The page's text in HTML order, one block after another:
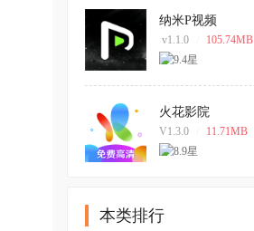
纳米P视频
v1.1.0 105.74MB
火花影院
V1.3.0 11.71MB
本类排行